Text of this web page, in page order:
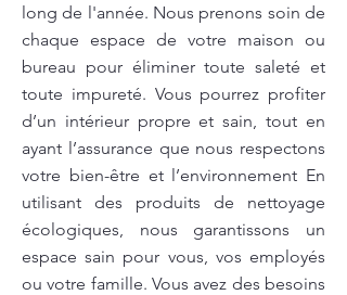
long de l'année. Nous prenons soin de
chaque espace de votre maison ou
bureau pour éliminer toute saleté et
toute impureté. Vous pourrez profiter
d’un intérieur propre et sain, tout en
ayant l’assurance que nous respectons
votre bien-être et l’environnement En
utilisant des produits de nettoyage
écologiques, nous garantissons un
espace sain pour vous, vos employés
ou votre famille. Vous avez des besoins